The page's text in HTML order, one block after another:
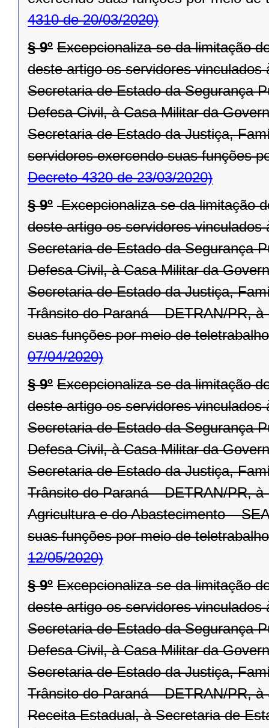
4310 de 20/03/2020)
§ 9º Excepcionaliza-se da limitação
deste artigo os servidores
Secretaria de Estado da Segurança
Defesa Civil, à Casa Militar da
Secretaria de Estado da Justiça,
servidores exercendo suas funções
Decreto 4320 de 23/03/2020)
§ 9º Excepcionaliza-se da limitação
deste artigo os servidores
Secretaria de Estado da Segurança
Defesa Civil, à Casa Militar da
Secretaria de Estado da Justiça,
Trânsito do Paraná – DETRAN/PR,
suas funções por meio de
07/04/2020)
§ 9º Excepcionaliza-se da limitação
deste artigo os servidores
Secretaria de Estado da Segurança
Defesa Civil, à Casa Militar da
Secretaria de Estado da Justiça,
Trânsito do Paraná – DETRAN/PR,
Agricultura e do Abastecimento –
suas funções por meio de
12/05/2020)
§ 9º Excepcionaliza-se da limitação
deste artigo os servidores
Secretaria de Estado da Segurança
Defesa Civil, à Casa Militar da
Secretaria de Estado da Justiça,
Trânsito do Paraná – DETRAN/PR,
Receita Estadual, à Secretaria de